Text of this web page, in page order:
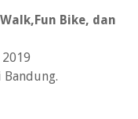
Bike, dan
Bandung.